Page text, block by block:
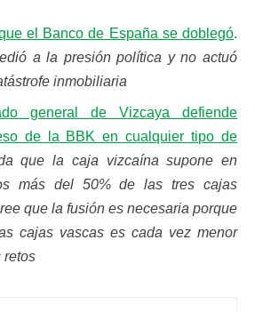
el Banco de España se doblegó.
a la presión política y no actuó
inmobiliaria
general de Vizcaya defiende
de la BBK en cualquier tipo de
que la caja vizcaína supone en
más del 50% de las tres cajas
que la fusión es necesaria porque
cajas vascas es cada vez menor
retos